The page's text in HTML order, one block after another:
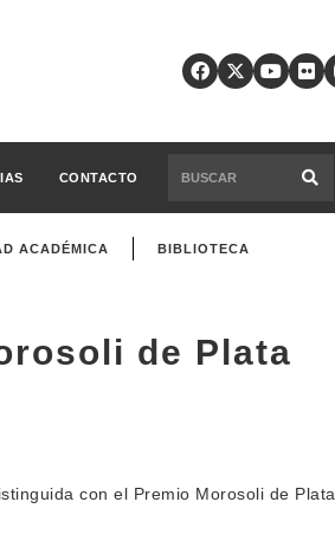
CONTACTO
ACADÉMICA BIBLIOTECA
de Plata
con el Premio Morosoli de Plata